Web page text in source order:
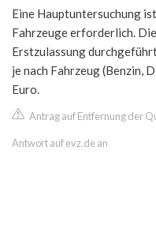
Eine Hauptuntersuchung
Fahrzeuge erforderlich.
Erstzulassung
je nach Fahrzeug (Benzin,
Euro.
Antrag auf Entfernung der
Antwort auf evz.de an